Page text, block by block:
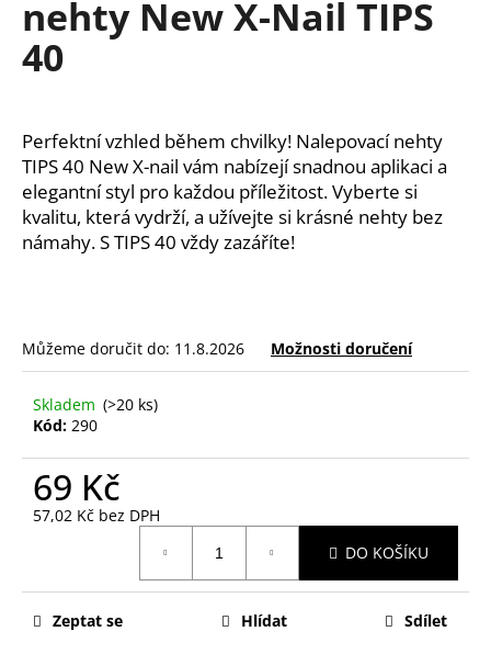
nehty New X-Nail TIPS
40
Perfektní vzhled během chvilky! Nalepovací nehty
TIPS 40 New X-nail vám nabízejí snadnou aplikaci a
elegantní styl pro každou příležitost. Vyberte si
kvalitu, která vydrží, a užívejte si krásné nehty bez
námahy. S TIPS 40 vždy zazáříte!
Můžeme doručit do: 11.8.2026 Možnosti doručení
Skladem (>20 ks)
Kód: 290
69 Kč
57,02 Kč bez DPH
DO KOŠÍKU
Zeptat se Hlídat Sdílet
a
j
?
HLEDAT
D
o
p
o
u
m
e